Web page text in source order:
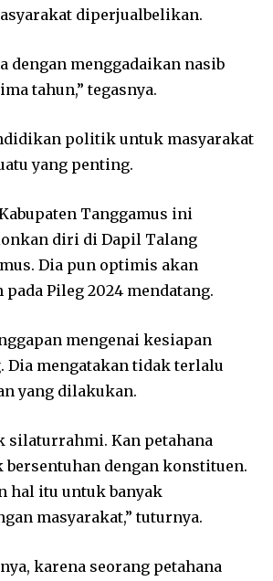
diperjualbelikan.
dengan menggadaikan nasib
tahun,” tegasnya.
politik untuk masyarakat
yang penting.
Tanggamus ini
diri di Dapil Talang
Dia pun optimis akan
Pileg 2024 mendatang.
mengenai kesiapan
Dia mengatakan tidak terlalu
yang dilakukan.
silaturrahmi. Kan petahana
bersentuhan dengan konstituen.
hal itu untuk banyak
masyarakat,” tuturnya.
karena seorang petahana